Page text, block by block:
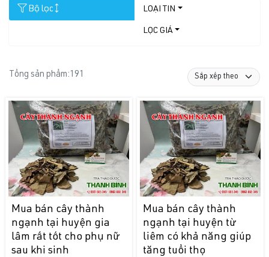
Bộ lọc LOẠI TIN
LỌC GIÁ
Tổng sản phẩm: 191
Mua bán cây thành
ngạnh tại huyện gia
lâm rất tốt cho phụ nữ
sau khi sinh
Mua bán cây thành
ngạnh tại huyện từ
liêm có khả năng giúp
tăng tuổi thọ